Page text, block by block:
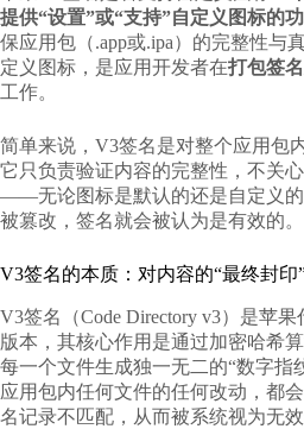
提供“设置”或“支持”自定义图标的
保应用包（.app或.ipa）的完整性与
定义图标，是应用开发者在打包签
工作。
简单来说，V3签名是对整个应用包
它只负责验证内容的完整性，不关
——无论图标是默认的还是自定义
被篡改，签名就会被认为是有效的。
V3签名的本质：对内容的“最终封印
V3签名（Code Directory v3）是苹
版本，其核心作用是通过加密哈希
每一个文件生成独一无二的“数字指
应用包内任何文件的任何改动，都
名记录不匹配，从而被系统视为无效